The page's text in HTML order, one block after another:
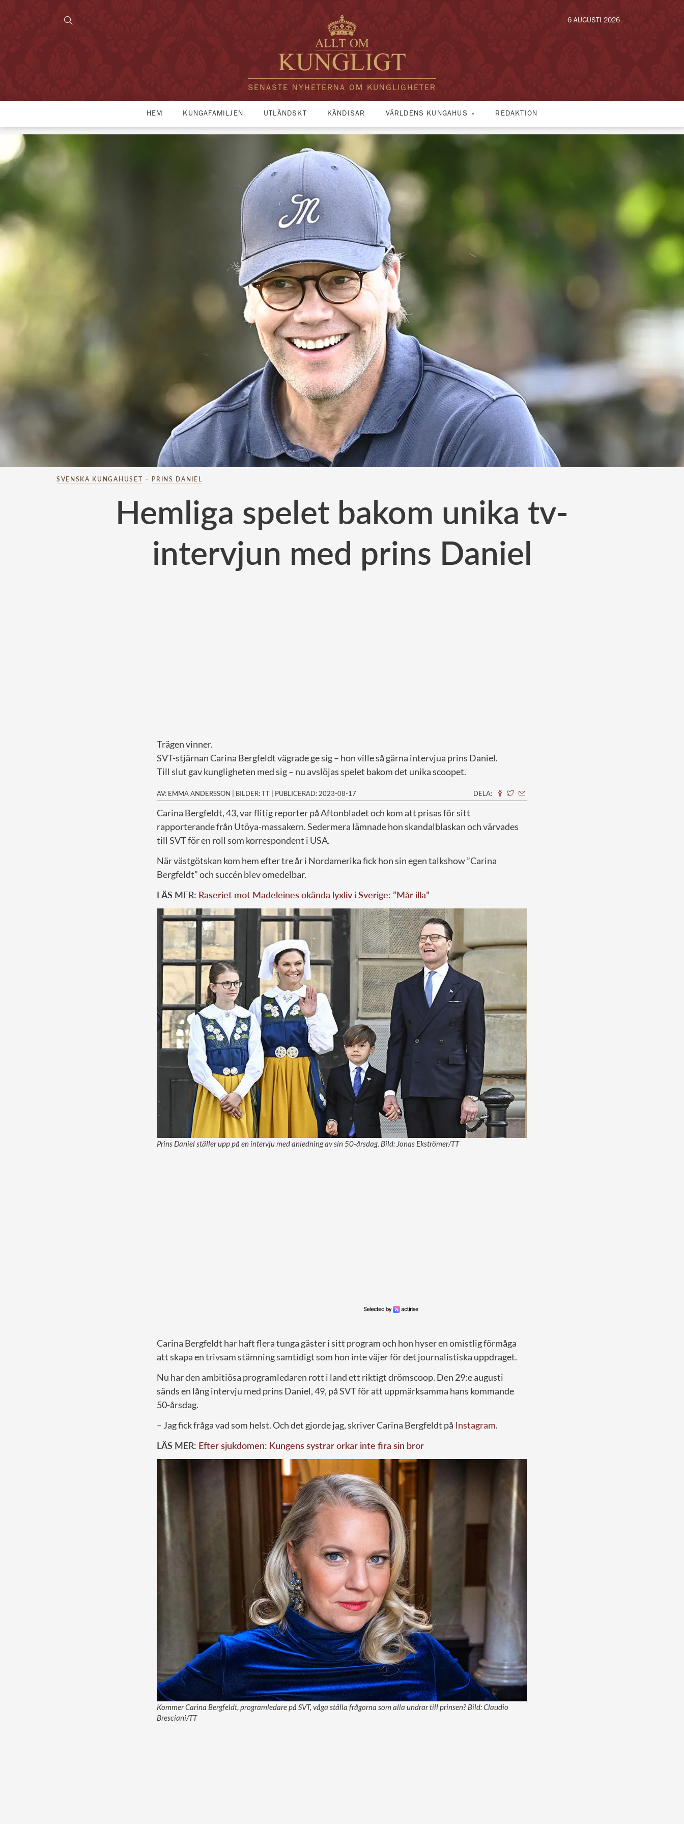
SENASTE NYHETERNA OM KUNGLIGHETER
6 AUGUSTI 2026
HEM KUNGAFAMILJEN UTLÄNDSKT KÄNDISAR VÄRLDENS KUNGAHUS REDAKTION
SVENSKA KUNGAHUSET – PRINS DANIEL
Hemliga spelet bakom unika tv-
intervjun med prins Daniel
Trägen vinner.
SVT-stjärnan Carina Bergfeldt vägrade ge sig – hon ville så gärna intervjua prins Daniel.
Till slut gav kungligheten med sig – nu avslöjas spelet bakom det unika scoopet.
AV: EMMA ANDERSSON | BILDER: TT | PUBLICERAD: 2023-08-17 DELA:
Carina Bergfeldt, 43, var flitig reporter på Aftonbladet och kom att prisas för sitt
rapporterande från Utöya-massakern. Sedermera lämnade hon skandalblaskan och värvades
till SVT för en roll som korrespondent i USA.
När västgötskan kom hem efter tre år i Nordamerika fick hon sin egen talkshow ”Carina
Bergfeldt” och succén blev omedelbar.
LÄS MER: Raseriet mot Madeleines okända lyxliv i Sverige: ”Mår illa”
Prins Daniel ställer upp på en intervju med anledning av sin 50-årsdag. Bild: Jonas Ekströmer/TT
Carina Bergfeldt har haft flera tunga gäster i sitt program och hon hyser en omistlig förmåga
att skapa en trivsam stämning samtidigt som hon inte väjer för det journalistiska uppdraget.
Nu har den ambitiösa programledaren rott i land ett riktigt drömscoop. Den 29:e augusti
sänds en lång intervju med prins Daniel, 49, på SVT för att uppmärksamma hans kommande
50-årsdag.
– Jag fick fråga vad som helst. Och det gjorde jag, skriver Carina Bergfeldt på Instagram.
LÄS MER: Efter sjukdomen: Kungens systrar orkar inte fira sin bror
Kommer Carina Bergfeldt, programledare på SVT, våga ställa frågorna som alla undrar till prinsen? Bild: Claudio
Bresciani/TT